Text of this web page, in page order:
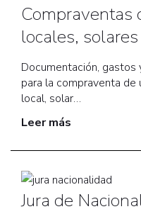
Compraventas
locales, solares
Documentación,
para la compraventa de
local, solar…
Leer más
Jura de